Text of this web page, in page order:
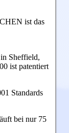
ist das
Sheffield,
ist patentiert
Standards
bei nur 75